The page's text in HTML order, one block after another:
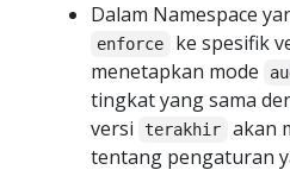
Dalam Namespace
enforce
ke spesifik
menetapkan mode
tingkat yang sama
versi
terakhir
akan
tentang pengaturan